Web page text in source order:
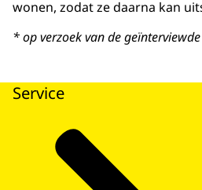
wonen, zodat ze daarna kan
* op verzoek van de
Service